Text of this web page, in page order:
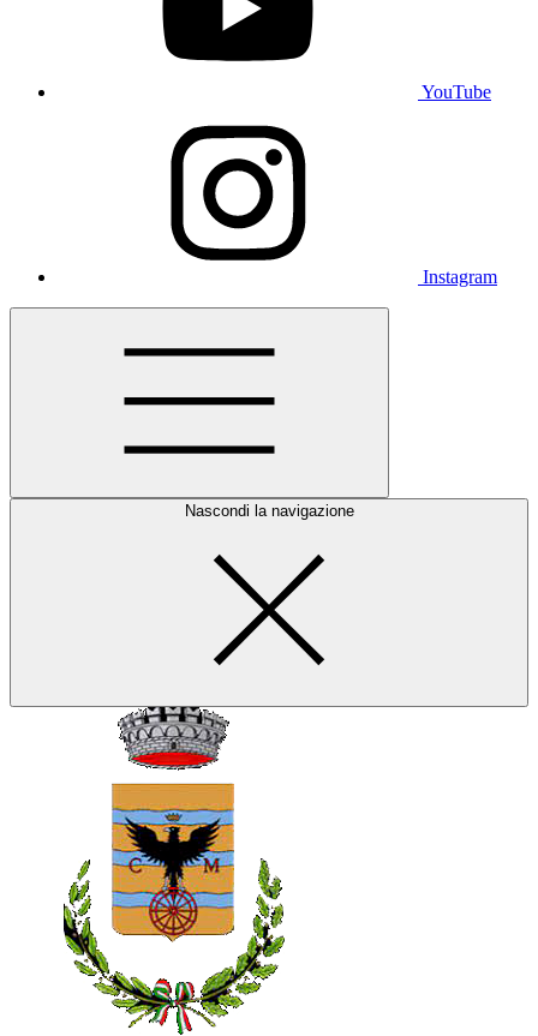
YouTube
Instagram
Nascondi la navigazione